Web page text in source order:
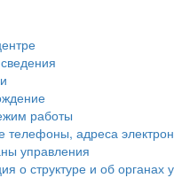
работы
телефоны, адреса
управления
о структуре и об органах